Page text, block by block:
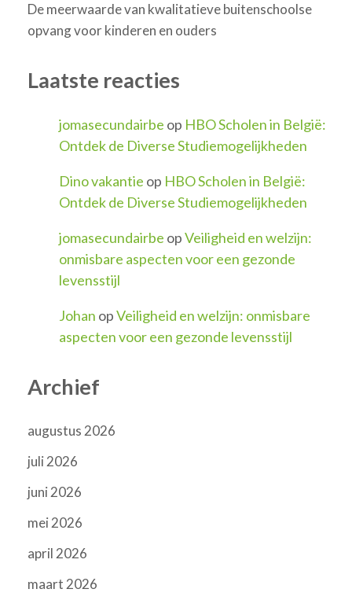
De meerwaarde van kwalitatieve buitenschoolse
opvang voor kinderen en ouders
Laatste reacties
jomasecundairbe op HBO Scholen in België:
Ontdek de Diverse Studiemogelijkheden
Dino vakantie op HBO Scholen in België:
Ontdek de Diverse Studiemogelijkheden
jomasecundairbe opVeiligheid en welzijn:
onmisbare aspecten voor een gezonde
levensstijl
Johan opVeiligheid en welzijn: onmisbare
aspecten voor een gezonde levensstijl
Archief
augustus 2026
juli 2026
juni 2026
mei 2026
april 2026
maart 2026